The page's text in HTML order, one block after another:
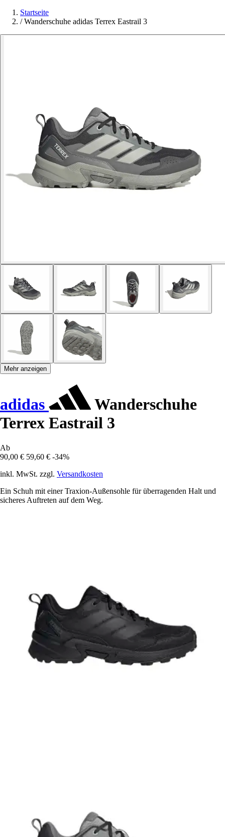
Startseite
/ Wanderschuhe adidas Terrex Eastrail 3
Mehr anzeigen
adidas
Wanderschuhe
Terrex Eastrail 3
Ab
90,00 € 59,60 € -34%
inkl. MwSt. zzgl. Versandkosten
Ein Schuh mit einer Traxion-Außensohle für überragenden Halt und
sicheres Auftreten auf dem Weg.